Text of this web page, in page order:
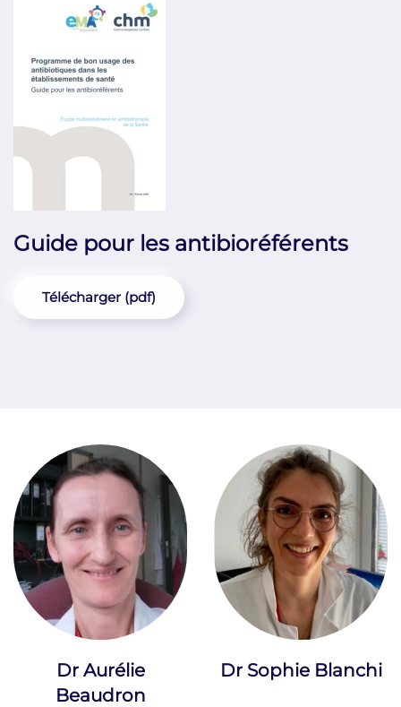
Guide pour les antibioréférents
Télécharger (pdf)
Dr Aurélie
Beaudron
Dr Sophie Blanchi